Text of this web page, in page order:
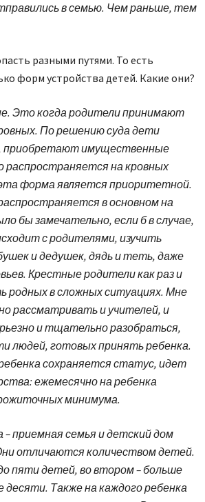
в семью. Чем раньше, тем
разными путями. То есть
форм устройства детей. Какие они?
Это когда родители принимают
По решению суда дети
имущественные
распространяется на кровных
форма является приоритетной.
в основном на
бы замечательно, если б в случае,
с родителями, изучить
и дедушек, дядь и теть, даже
Крестные родители как раз и
родных в сложных ситуациях. Мне
рассматривать и учителей, и
и тщательно разобраться,
людей, готовых принять ребенка.
сохраняется статус, идет
ежемесячно на ребенка
минимума.
приемная семья и детский дом
отличаются количеством детей.
пяти детей, во втором – больше
десяти. Также на каждого ребенка